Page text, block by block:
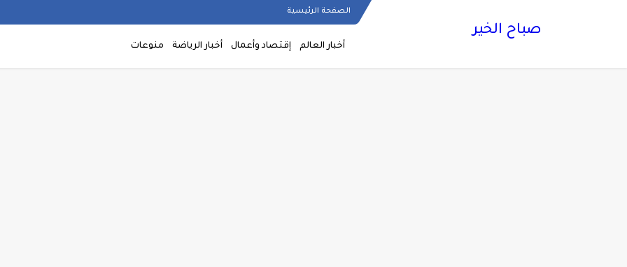
الصفحة الرئيسية
صباح الخير
أخبار العالم إقتصاد وأعمال أخبار الرياضة منوعات